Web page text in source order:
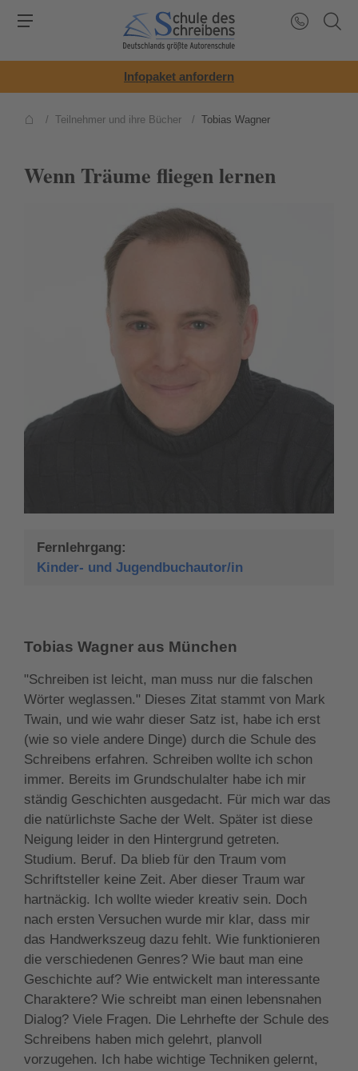
Infopaket anfordern
/ Teilnehmer und ihre Bücher / Tobias Wagner
Wenn Träume fliegen lernen
Fernlehrgang:
Kinder- und Jugendbuchautor/in
Tobias Wagner aus München
"Schreiben ist leicht, man muss nur die falschen
Wörter weglassen." Dieses Zitat stammt von Mark
Twain, und wie wahr dieser Satz ist, habe ich erst
(wie so viele andere Dinge) durch die Schule des
Schreibens erfahren. Schreiben wollte ich schon
immer. Bereits im Grundschulalter habe ich mir
ständig Geschichten ausgedacht. Für mich war das
die natürlichste Sache der Welt. Später ist diese
Neigung leider in den Hintergrund getreten.
Studium. Beruf. Da blieb für den Traum vom
Schriftsteller keine Zeit. Aber dieser Traum war
hartnäckig. Ich wollte wieder kreativ sein. Doch
nach ersten Versuchen wurde mir klar, dass mir
das Handwerkszeug dazu fehlt. Wie funktionieren
die verschiedenen Genres? Wie baut man eine
Geschichte auf? Wie entwickelt man interessante
Charaktere? Wie schreibt man einen lebensnahen
Dialog? Viele Fragen. Die Lehrhefte der Schule des
Schreibens haben mich gelehrt, planvoll
vorzugehen. Ich habe wichtige Techniken gelernt,